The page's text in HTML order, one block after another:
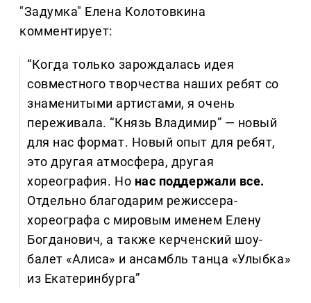
"Задумка" Елена Колотовкина
комментирует:
“Когда только зарождалась идея
совместного творчества наших ребят со
знаменитыми артистами, я очень
переживала. “Князь Владимир” — новый
для нас формат. Новый опыт для ребят,
это другая атмосфера, другая
хореография. Но нас поддержали все.
Отдельно благодарим режиссера-
хореографа с мировым именем Елену
Богданович, а также керченский шоу-
балет «Алиса» и ансамбль танца «Улыбка»
из Екатеринбурга”